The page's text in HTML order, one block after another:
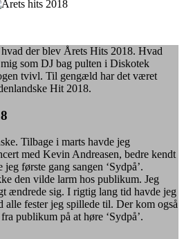
hvad der blev Årets Hits 2018. Hvad
som DJ bag pulten i Diskotek
tvivl. Til gengæld har det været
Hit 2018.
Tilbage i marts havde jeg
med Kevin Andreasen, bedre kendt
første gang sangen ‘Sydpå’.
den vilde larm hos publikum. Jeg
ændrede sig. I rigtig lang tid havde jeg
alle fester jeg spillede til. Der kom også
publikum på at høre ‘Sydpå’.